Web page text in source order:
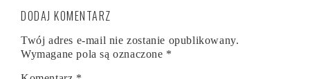
DODAJ KOMENTARZ
Twój adres e-mail nie zostanie opublikowany.
Wymagane pola są oznaczone *